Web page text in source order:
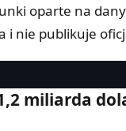
oparte na
nie publikuje
miliarda